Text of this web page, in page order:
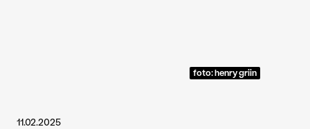
foto: henry griin
11.02.2025